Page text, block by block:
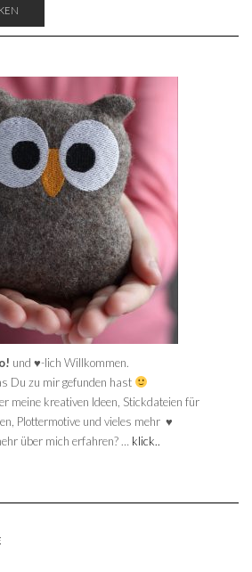
und ♥-lich Willkommen.
Du zu mir gefunden hast
meine kreativen Ideen, Stickdateien für
Plottermotive und vieles mehr ♥
über mich erfahren? … klick..